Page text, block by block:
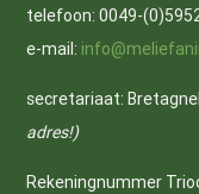
telefoon: 0049-
e-mail:
secretariaat:
adres!)
Rekeningnummer